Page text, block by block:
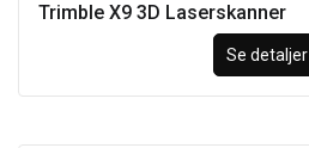
Trimble X9 3D Laserskanner
Se detaljer